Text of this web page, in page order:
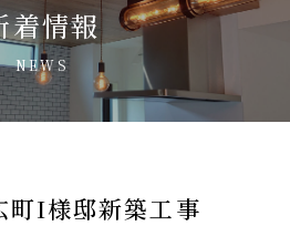
着情報
NEWS
町I様邸新築工事